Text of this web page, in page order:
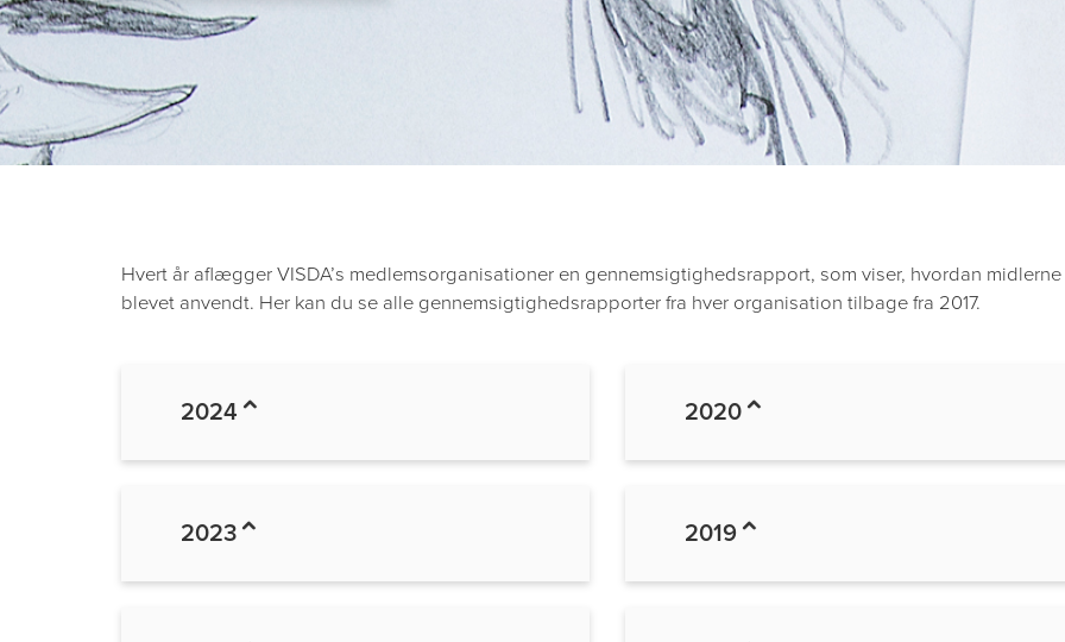
Hvert år aflægger VISDA’s medlemsorganisationer en gennemsigtighedsrapport, som viser, hvordan midlerne
blevet anvendt. Her kan du se alle gennemsigtighedsrapporter fra hver organisation tilbage fra 2017.
2024
2023
2020
2019